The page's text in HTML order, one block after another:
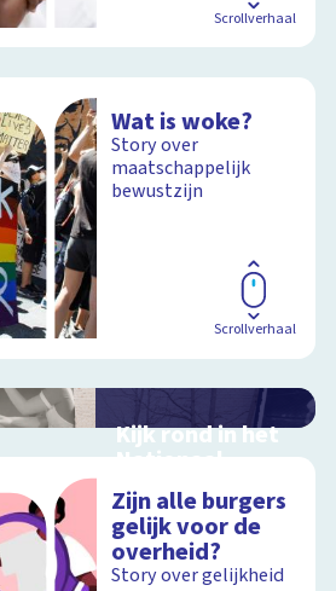
Scrollverhaal
Wat is woke?
Story over
maatschappelijk
bewustzijn
Scrollverhaal
Kijk rond in het
Nationaal
Holocaust
Museum
NOS 360 graden-
special
Zijn alle burgers
gelijk voor de
overheid?
Story over gelijkheid